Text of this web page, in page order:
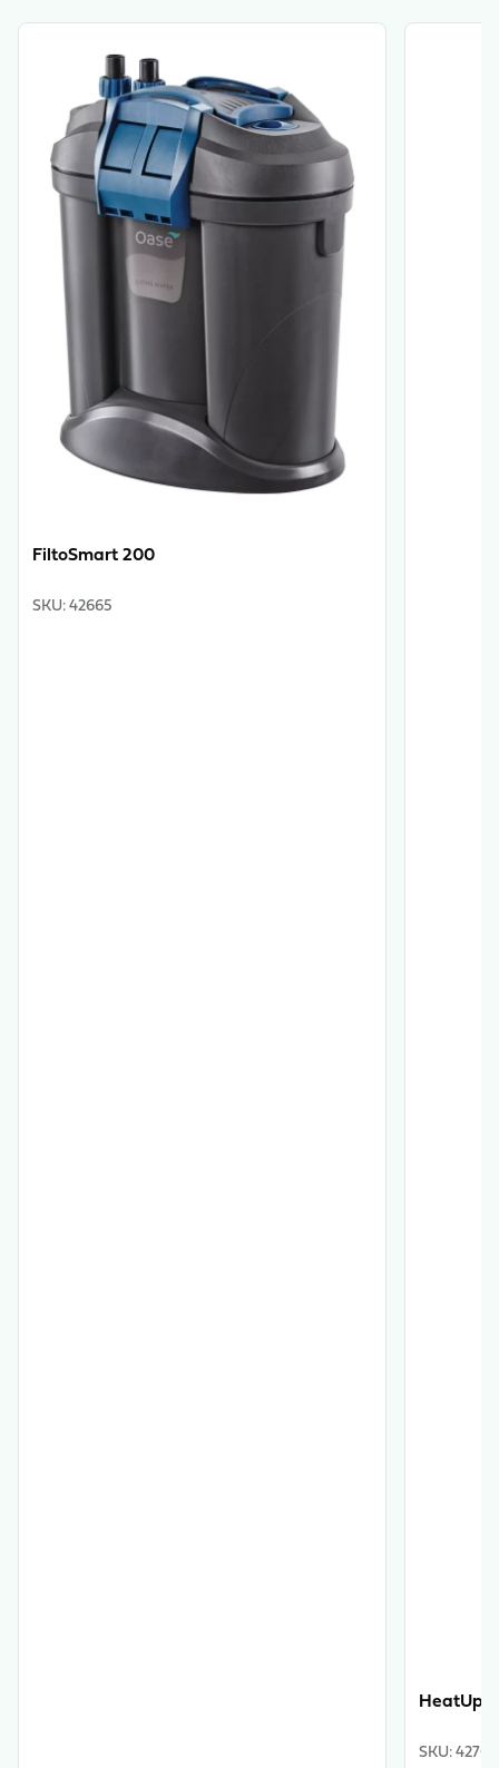
FiltoSmart 200
SKU: 42665
HeatUp
SKU: 42708